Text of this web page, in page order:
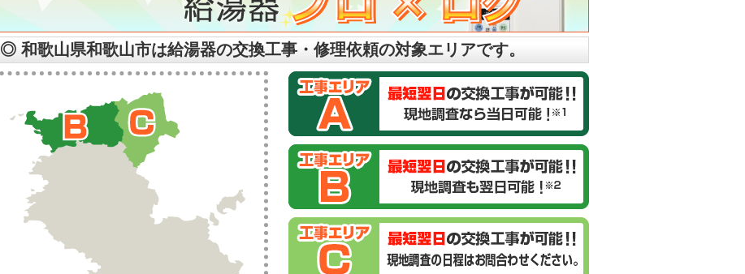
◎ 和歌山県和歌山市は給湯器の交換工事・修理依頼の対象エリアです。